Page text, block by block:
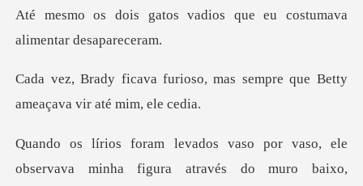
vadios que eu costumava
so, mas sempre que Betty
ame
a através do muro baixo,